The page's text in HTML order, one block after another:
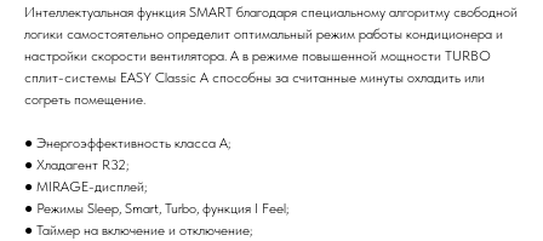
Интеллектуальная функция SMART благодаря специальному алгоритму свободной
логики самостоятельно определит оптимальный режим работы кондиционера и
настройки скорости вентилятора. А в режиме повышенной мощности TURBO
сплит-системы EASY Classic A способны за считанные минуты охладить или
согреть помещение.
● Энергоэффективность класса А;
● Хладагент R32;
● MIRAGE-дисплей;
● Режимы Sleep, Smart, Turbo, функция I Feel;
● Таймер на включение и отключение;